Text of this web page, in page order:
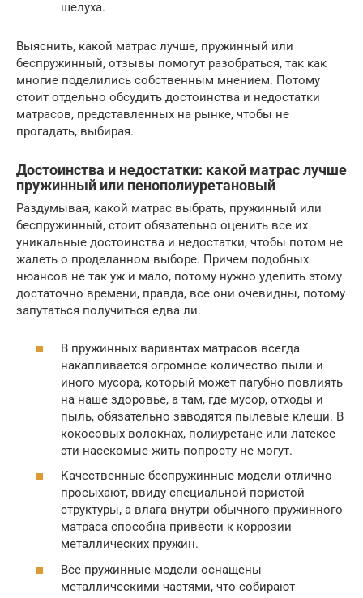
шелуха.
Выяснить, какой матрас лучше, пружинный или
беспружинный, отзывы помогут разобраться, так как
многие поделились собственным мнением. Потому
стоит отдельно обсудить достоинства и недостатки
матрасов, представленных на рынке, чтобы не
прогадать, выбирая.
Достоинства и недостатки: какой матрас лучше
пружинный или пенополиуретановый
Раздумывая, какой матрас выбрать, пружинный или
беспружинный, стоит обязательно оценить все их
уникальные достоинства и недостатки, чтобы потом не
жалеть о проделанном выборе. Причем подобных
нюансов не так уж и мало, потому нужно уделить этому
достаточно времени, правда, все они очевидны, потому
запутаться получиться едва ли.
В пружинных вариантах матрасов всегда
накапливается огромное количество пыли и
иного мусора, который может пагубно повлиять
на наше здоровье, а там, где мусор, отходы и
пыль, обязательно заводятся пылевые клещи. В
кокосовых волокнах, полиуретане или латексе
эти насекомые жить попросту не могут.
Качественные беспружинные модели отлично
просыхают, ввиду специальной пористой
структуры, а влага внутри обычного пружинного
матраса способна привести к коррозии
металлических пружин.
Все пружинные модели оснащены
металлическими частями, что собирают